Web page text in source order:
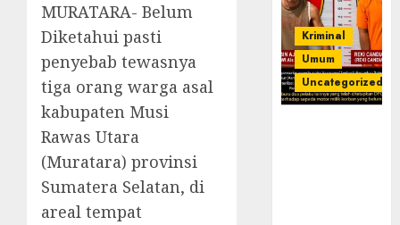
MURATARA- Belum
Diketahui pasti
penyebab tewasnya
tiga orang warga asal
kabupaten Musi
Rawas Utara
(Muratara) provinsi
Sumatera Selatan, di
areal tempat
Kriminal
Umum
Uncategorized